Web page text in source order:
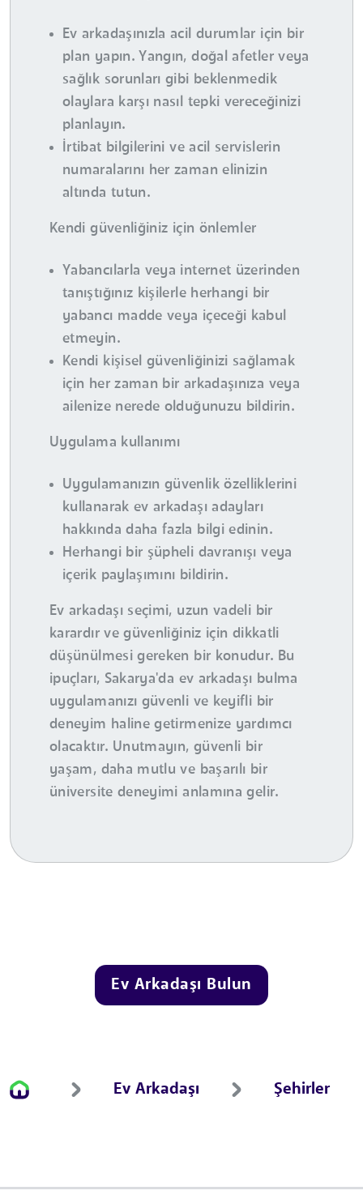
Ev arkadaşınızla acil durumlar için bir
plan yapın. Yangın, doğal afetler veya
sağlık sorunları gibi beklenmedik
olaylara karşı nasıl tepki vereceğinizi
planlayın.
İrtibat bilgilerini ve acil servislerin
numaralarını her zaman elinizin
altında tutun.
Kendi güvenliğiniz için önlemler
Yabancılarla veya internet üzerinden
tanıştığınız kişilerle herhangi bir
yabancı madde veya içeceği kabul
etmeyin.
Kendi kişisel güvenliğinizi sağlamak
için her zaman bir arkadaşınıza veya
ailenize nerede olduğunuzu bildirin.
Uygulama kullanımı
Uygulamanızın güvenlik özelliklerini
kullanarak ev arkadaşı adayları
hakkında daha fazla bilgi edinin.
Herhangi bir şüpheli davranışı veya
içerik paylaşımını bildirin.
Ev arkadaşı seçimi, uzun vadeli bir
karardır ve güvenliğiniz için dikkatli
düşünülmesi gereken bir konudur. Bu
ipuçları, Sakarya'da ev arkadaşı bulma
uygulamanızı güvenli ve keyifli bir
deneyim haline getirmenize yardımcı
olacaktır. Unutmayın, güvenli bir
yaşam, daha mutlu ve başarılı bir
üniversite deneyimi anlamına gelir.
Ev Arkadaşı Bulun
Ev Arkadaşı Şehirler